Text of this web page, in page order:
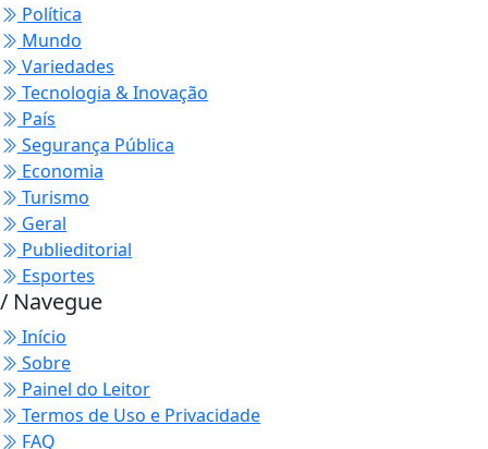
Política
Mundo
Variedades
Tecnologia & Inovação
País
Segurança Pública
Economia
Turismo
Geral
Publieditorial
Esportes
/ Navegue
Início
Sobre
Painel do Leitor
Termos de Uso e Privacidade
FAQ